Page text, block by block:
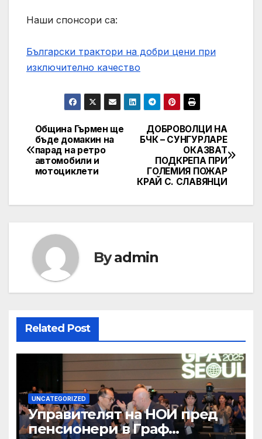
Наши спонсори са:
Български трактори на добри цени при
изключително качество
Post
navigation
ДОБРОВОЛЦИ НА
БЧК – СУНГУРЛАРЕ
ОКАЗВАТ
ПОДКРЕПА ПРИ
ГОЛЕМИЯ ПОЖАР
КРАЙ С. СЛАВЯНЦИ
Община Гърмен ще
бъде домакин на
парад на ретро
автомобили и
мотоциклети
Byadmin
Related Post
UNCATEGORIZED
Управителят на НОИ пред
пенсионери в Граф